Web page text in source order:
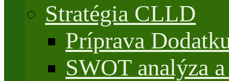
Stratégia CLLD
Príprava
SWOT analýza